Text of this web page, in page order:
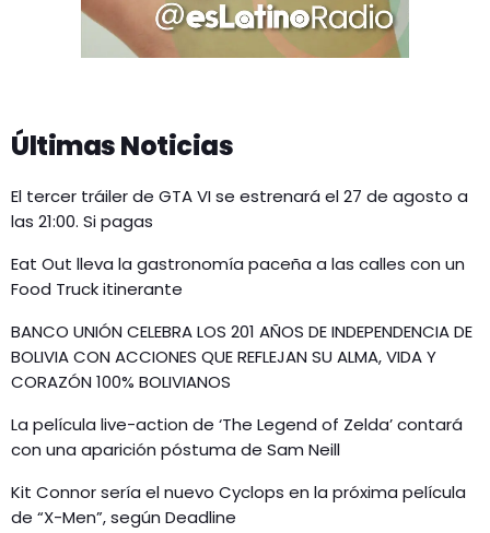
Últimas Noticias
El tercer tráiler de GTA VI se estrenará el 27 de agosto a
las 21:00. Si pagas
Eat Out lleva la gastronomía paceña a las calles con un
Food Truck itinerante
BANCO UNIÓN CELEBRA LOS 201 AÑOS DE INDEPENDENCIA DE
BOLIVIA CON ACCIONES QUE REFLEJAN SU ALMA, VIDA Y
CORAZÓN 100% BOLIVIANOS
La película live-action de ‘The Legend of Zelda’ contará
con una aparición póstuma de Sam Neill
Kit Connor sería el nuevo Cyclops en la próxima película
de “X-Men”, según Deadline